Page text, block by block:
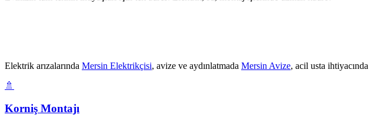
Elektrik arızalarında Mersin Elektrikçisi, avize ve aydınlatmada Mersin Avize, acil usta ihtiyacında
🚿
Korniş Montajı